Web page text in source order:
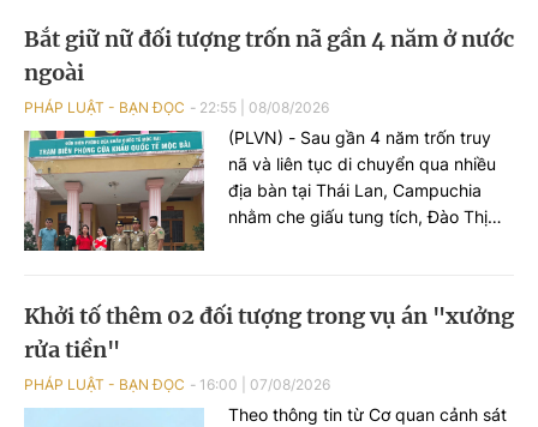
sự.
Bắt giữ nữ đối tượng trốn nã gần 4 năm ở nước
ngoài
PHÁP LUẬT - BẠN ĐỌC 22:55 08/08/2026
(PLVN) - Sau gần 4 năm trốn truy
nã và liên tục di chuyển qua nhiều
địa bàn tại Thái Lan, Campuchia
nhằm che giấu tung tích, Đào Thị
Khởi tố thêm 02 đối tượng trong vụ án "xưởng
rửa tiền"
PHÁP LUẬT - BẠN ĐỌC 16:00 07/08/2026
Theo thông tin từ Cơ quan cảnh sát